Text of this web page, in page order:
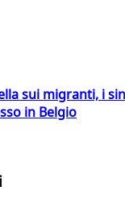
sui migranti, i
in Belgio